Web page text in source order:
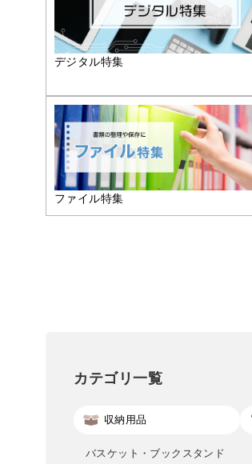
デジタル特集
ファイル特集
カテゴリ一覧
収納用品
バスケット・ブックスタンド